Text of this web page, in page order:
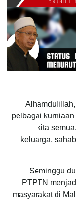
pelbagai
kita
keluarga,
Seminggu
PTPTN
masyarakat di